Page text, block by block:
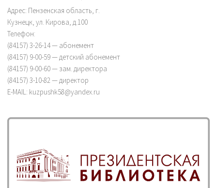
Адрес: Пензенская область, г.
Кузнецк, ул. Кирова, д.100
Телефон:
(84157) 3-26-14 — абонемент
(84157) 9-00-59 — детский абонемент
(84157) 9-00-60 — зам. директора
(84157) 3-10-82 — директор
E-MAIL: kuzpushk58@yandex.ru